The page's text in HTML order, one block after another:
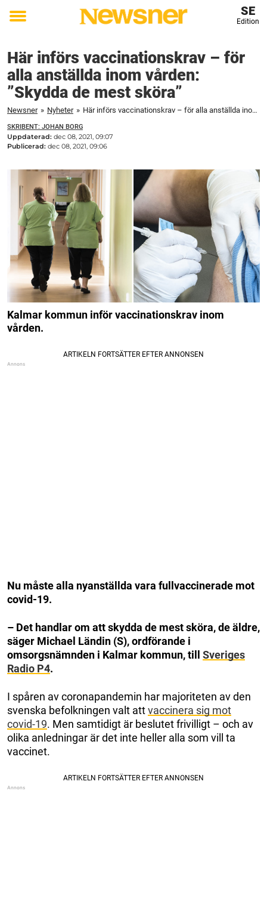
Toggle
SE
Edition
Här införs vaccinationskrav – för
alla anställda inom vården:
”Skydda de mest sköra”
Newsner » Nyheter » Här införs vaccinationskrav – för alla anställda inom vården: ”Skydda de mest sköra”
SKRIBENT: JOHAN BORG
Uppdaterad: dec 08, 2021, 09:07
Publicerad: dec 08, 2021, 09:06
Kalmar kommun inför vaccinationskrav inom
vården.
Nu måste alla nyanställda vara fullvaccinerade mot
covid-19.
– Det handlar om att skydda de mest sköra, de äldre,
säger Michael Ländin (S), ordförande i
omsorgsnämnden i Kalmar kommun, till Sveriges
Radio P4.
I spåren av coronapandemin har majoriteten av den
svenska befolkningen valt attvaccinera sig mot
covid-19. Men samtidigt är beslutet frivilligt – och av
olika anledningar är det inte heller alla som vill ta
vaccinet.